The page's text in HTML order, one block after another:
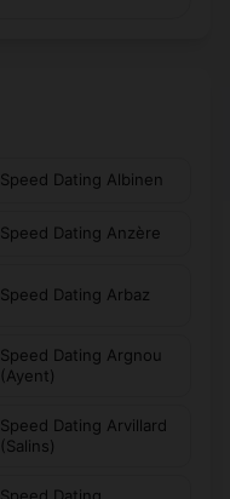
Speed Dating Albinen
Speed Dating Anzère
Speed Dating Arbaz
Speed Dating Argnou
(Ayent)
Speed Dating Arvillard
(Salins)
Speed Dating